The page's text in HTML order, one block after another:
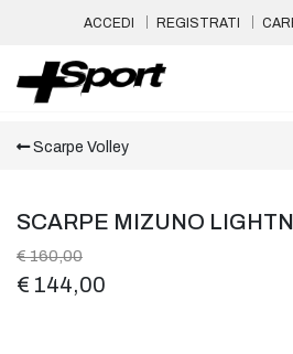
ACCEDI REGISTRATI
Scarpe Volley
SCARPE MIZUNO
€ 160,00
€ 144,00